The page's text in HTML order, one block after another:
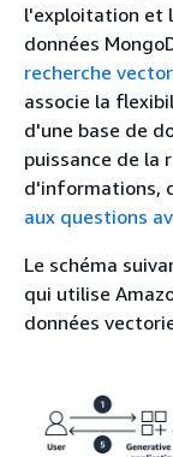
l'exploitation et
données
recherche
associe la
d'une base de
puissance de la
d'informations,
aux questions
Le schéma
qui utilise
données